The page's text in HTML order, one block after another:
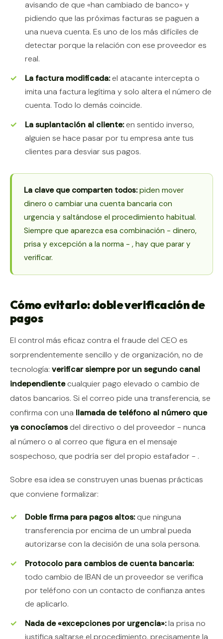
avisando de que «han cambiado de banco» y
pidiendo que las próximas facturas se paguen a
una nueva cuenta. Es uno de los más difíciles de
detectar porque la relación con ese proveedor es
real.
La factura modificada:el atacante intercepta o
imita una factura legítima y solo altera el número de
cuenta. Todo lo demás coincide.
La suplantación al cliente:en sentido inverso,
alguien se hace pasar por tu empresa ante tus
clientes para desviar sus pagos.
La clave que comparten todos:piden mover
dinero o cambiar una cuenta bancaria con
urgencia y saltándose el procedimiento habitual.
Siempre que aparezca esa combinación - dinero,
prisa y excepción a la norma - , hay que parar y
verificar.
Cómo evitarlo: doble verificación de
pagos
El control más eficaz contra el fraude del CEO es
sorprendentemente sencillo y de organización, no de
tecnología: verificar siempre por un segundo canal
independientecualquier pago elevado o cambio de
datos bancarios. Si el correo pide una transferencia, se
confirma con una llamada de teléfono al número que
ya conocíamosdel directivo o del proveedor - nunca
al número o al correo que figura en el mensaje
sospechoso, que podría ser del propio estafador - .
Sobre esa idea se construyen unas buenas prácticas
que conviene formalizar:
Doble firma para pagos altos:que ninguna
transferencia por encima de un umbral pueda
autorizarse con la decisión de una sola persona.
Protocolo para cambios de cuenta bancaria:
todo cambio de IBAN de un proveedor se verifica
por teléfono con un contacto de confianza antes
de aplicarlo.
Nada de «excepciones por urgencia»:la prisa no
justifica saltarse el procedimiento, precisamente la